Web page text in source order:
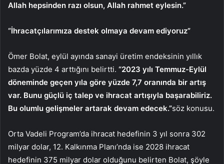
Allah hepsinden razı olsun, Allah rahmet eylesin.”
“İhracatçılarımıza destek olmaya devam ediyoruz”
Ömer Bolat, eylül ayında sanayi üretim endeksinin yıllık
bazda yüzde 4 arttığını belirtti. “2023 yılı Temmuz-Eylül
döneminde geçen yıla göre yüzde 7,7 oranında bir artış
var. Bunu güçlü iç talep ve ihracat artışıyla başarabiliriz.
Bu olumlu gelişmeler artarak devam edecek.”söz konusu.
Orta Vadeli Program’da ihracat hedefinin 3 yıl sonra 302
milyar dolar, 12. Kalkınma Planı’nda ise 2028 ihracat
hedefinin 375 milyar dolar olduğunu belirten Bolat, şöyle